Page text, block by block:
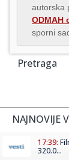
autorska
ODMAH
sporni
Pretraga
NAJNOVIJE
17:39:
320.0...